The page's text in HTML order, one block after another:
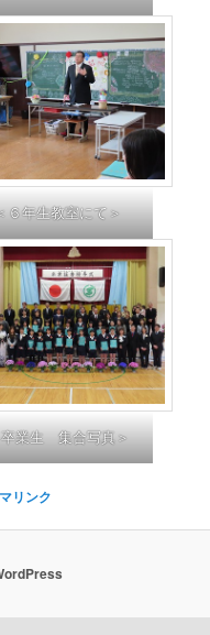
６年生教室にて＞
卒業生 集合写真＞
リンク